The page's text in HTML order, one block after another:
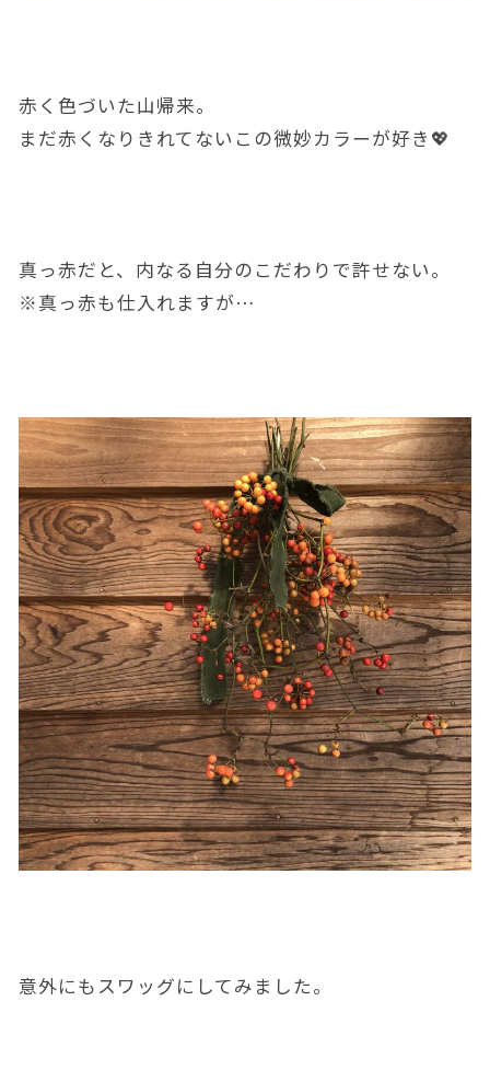
赤く色づいた山帰来。
まだ赤くなりきれてないこの微妙カラーが好き💖
真っ赤だと、内なる自分のこだわりで許せない。
※真っ赤も仕入れますが…
意外にもスワッグにしてみました。